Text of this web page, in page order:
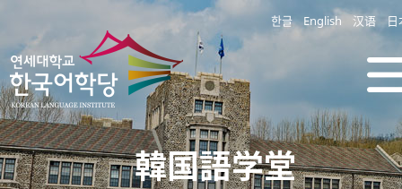
한글 English 汉语 日
韓国語学堂